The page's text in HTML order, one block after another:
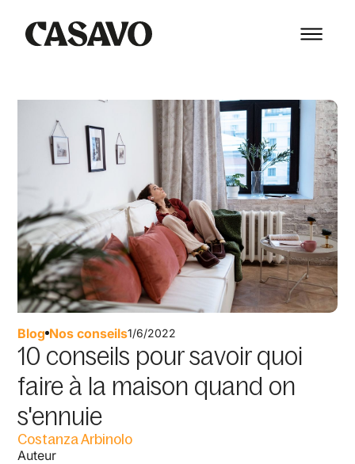
Blog Nos conseils1/6/2022
10 conseils pour savoir quoi
faire à la maison quand on
s'ennuie
Costanza Arbinolo
Auteur